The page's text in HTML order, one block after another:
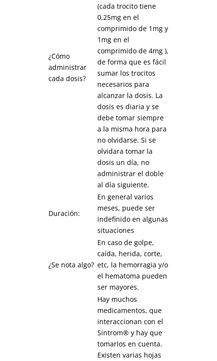
¿Cómo
administrar
cada dosis?
(cada trocito tiene
0,25mg en el
comprimido de 1mg y
1mg en el
comprimido de 4mg ),
de forma que es fácil
sumar los trocitos
necesarios para
alcanzar la dosis. La
dosis es diaria y se
debe tomar siempre
a la misma hora para
no olvidarse. Si se
olvidara tomar la
dosis un día, no
administrar el doble
al día siguiente.
Duración:
En general varios
meses, puede ser
indefinido en algunas
situaciones
¿Se nota algo?
En caso de golpe,
caída, herida, corte,
etc, la hemorragia y/o
el hematoma pueden
ser mayores.
Hay muchos
medicamentos, que
interaccionan con el
Sintrom® y hay que
tomarlos en cuenta.
Existen varias hojas